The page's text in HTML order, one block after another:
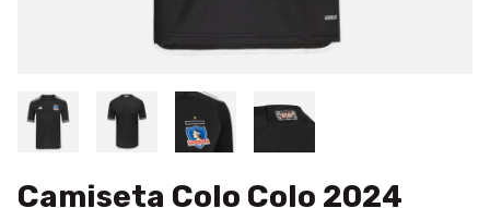
Camiseta Colo Colo 2024